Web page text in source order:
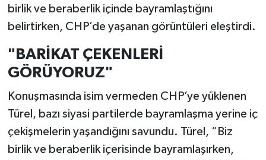
birlik ve beraberlik içinde bayramlaştığını
belirtirken, CHP’de yaşanan görüntüleri eleştirdi.
"BARİKAT ÇEKENLERİ
GÖRÜYORUZ"
Konuşmasında isim vermeden CHP’ye yüklenen
Türel, bazı siyasi partilerde bayramlaşma yerine iç
çekişmelerin yaşandığını savundu. Türel, “Biz
birlik ve beraberlik içerisinde bayramlaşırken,